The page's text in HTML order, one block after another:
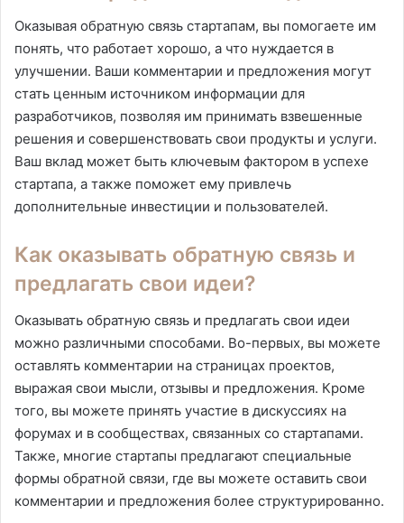
Оказывая обратную связь стартапам, вы помогаете им
понять, что работает хорошо, а что нуждается в
улучшении. Ваши комментарии и предложения могут
стать ценным источником информации для
разработчиков, позволяя им принимать взвешенные
решения и совершенствовать свои продукты и услуги.
Ваш вклад может быть ключевым фактором в успехе
стартапа, а также поможет ему привлечь
дополнительные инвестиции и пользователей.
Как оказывать обратную связь и
предлагать свои идеи?
Оказывать обратную связь и предлагать свои идеи
можно различными способами. Во-первых, вы можете
оставлять комментарии на страницах проектов,
выражая свои мысли, отзывы и предложения. Кроме
того, вы можете принять участие в дискуссиях на
форумах и в сообществах, связанных со стартапами.
Также, многие стартапы предлагают специальные
формы обратной связи, где вы можете оставить свои
комментарии и предложения более структурированно.